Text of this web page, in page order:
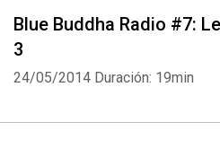
Blue Buddha Radio #7:
3
24/05/2014 Duración: 19min